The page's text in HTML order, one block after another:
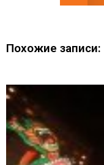
Похожие записи: